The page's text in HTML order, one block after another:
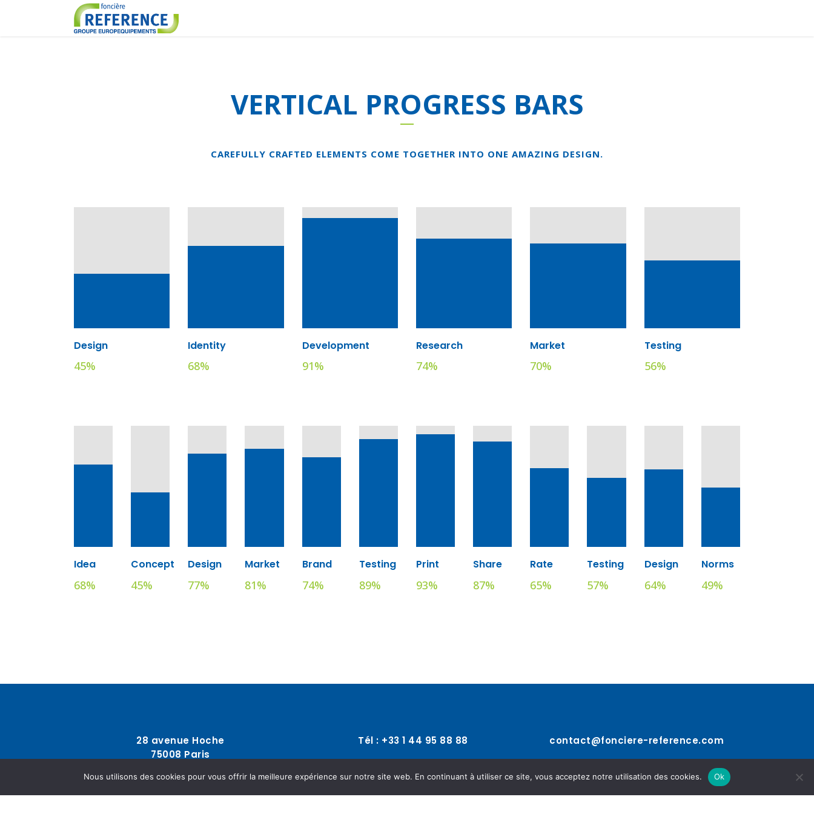
VERTICAL PROGRESS BARS
CAREFULLY CRAFTED ELEMENTS COME TOGETHER INTO ONE AMAZING DESIGN.
Design
45%
Identity
68%
Development
91%
Research
74%
Market
70%
Testing
56%
Idea
68%
Concept
45%
Design
77%
Market
81%
Brand
74%
Testing
89%
Print
93%
Share
87%
Rate
65%
Testing
57%
Design
64%
Norms
49%
28 avenue Hoche
75008 Paris
Tél : +33 1 44 95 88 88 contact@fonciere-reference.com
Nous utilisons des cookies pour vous offrir la meilleure expérience sur notre site web. En continuant à utiliser ce site, vous acceptez notre utilisation des cookies. Ok